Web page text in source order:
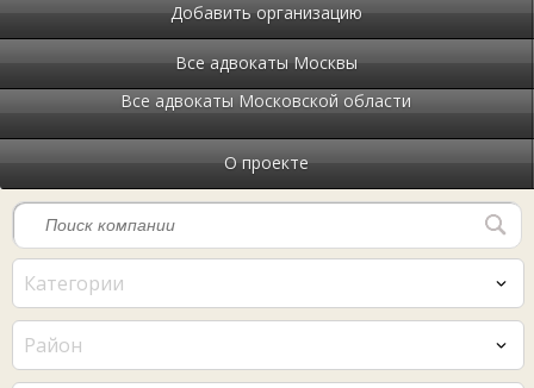
Добавить организацию
Все адвокаты Москвы
Все адвокаты Московской области
О проекте
Категории
Район